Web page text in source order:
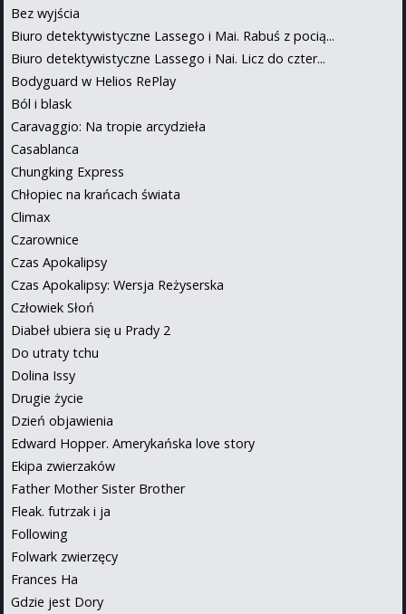
Bez wyjścia
Biuro detektywistyczne Lassego i Mai. Rabuś z pocią...
Biuro detektywistyczne Lassego i Nai. Licz do czter...
Bodyguard w Helios RePlay
Ból i blask
Caravaggio: Na tropie arcydzieła
Casablanca
Chungking Express
Chłopiec na krańcach świata
Climax
Czarownice
Czas Apokalipsy
Czas Apokalipsy: Wersja Reżyserska
Człowiek Słoń
Diabeł ubiera się u Prady 2
Do utraty tchu
Dolina Issy
Drugie życie
Dzień objawienia
Edward Hopper. Amerykańska love story
Ekipa zwierzaków
Father Mother Sister Brother
Fleak. futrzak i ja
Following
Folwark zwierzęcy
Frances Ha
Gdzie jest Dory